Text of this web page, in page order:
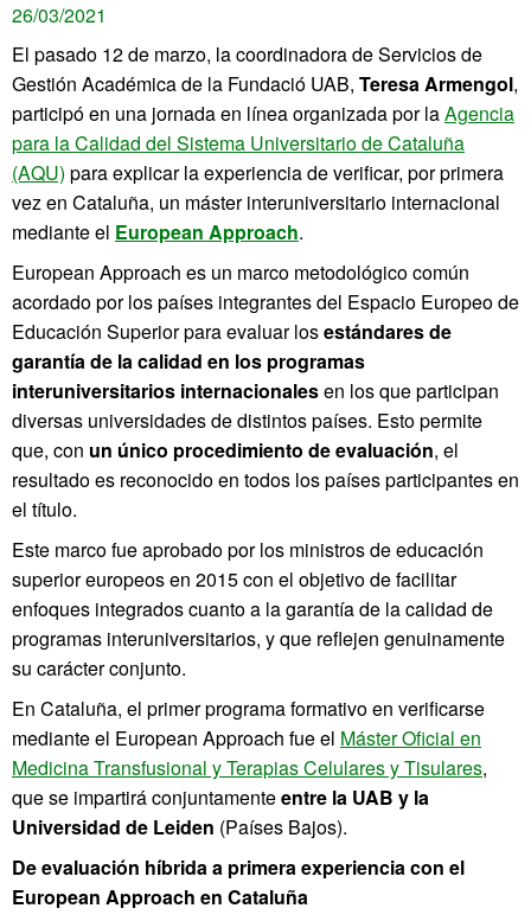
26/03/2021
El pasado 12 de marzo, la coordinadora de Servicios de
Gestión Académica de la Fundació UAB, Teresa Armengol,
participó en una jornada en línea organizada por laAgencia
para la Calidad del Sistema Universitario de Cataluña
(AQU) para explicar la experiencia de verificar, por primera
vez en Cataluña, un máster interuniversitario internacional
mediante el European Approach.
European Approach es un marco metodológico común
acordado por los países integrantes del Espacio Europeo de
Educación Superior para evaluar losestándares de
garantía de la calidad en los programas
interuniversitarios internacionalesen los que participan
diversas universidades de distintos países. Esto permite
que, con un único procedimiento de evaluación, el
resultado es reconocido en todos los países participantes en
el título.
Este marco fue aprobado por los ministros de educación
superior europeos en 2015 con el objetivo de facilitar
enfoques integrados cuanto a la garantía de la calidad de
programas interuniversitarios, y que reflejen genuinamente
su carácter conjunto.
En Cataluña, el primer programa formativo en verificarse
mediante el European Approach fue el Máster Oficial en
Medicina Transfusional y Terapias Celulares y Tisulares,
que se impartirá conjuntamenteentre la UAB y la
Universidad de Leiden (Países Bajos).
De evaluación híbrida a primera experiencia con el
European Approach en Cataluña